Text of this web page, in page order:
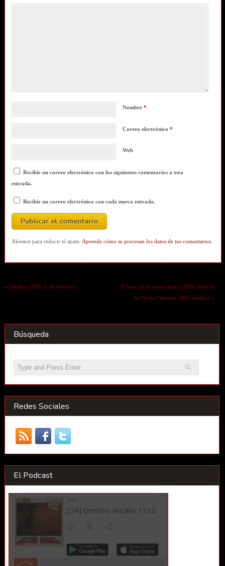
Nombre *
Correo electrónico *
Web
Recibir un correo electrónico con los siguientes comentarios a esta
entrada.
Recibir un correo electrónico con cada nueva entrada.
Akismet para reducir el spam. Aprende cómo se procesan los datos de tus comentarios.
« Omaha (2025. Cole Webley)
El beso de la mujer araña (2025. Kiss of
the Spider Woman. Bill Condón) »
Búsqueda
Redes Sociales
El Podcast